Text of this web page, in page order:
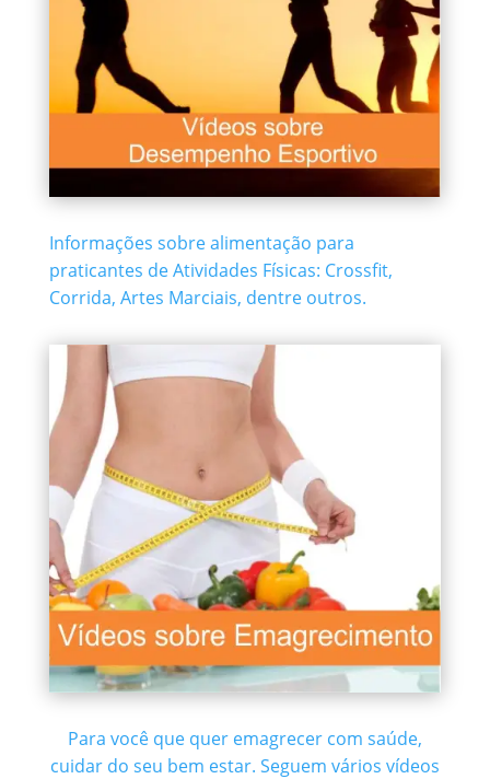
Informações sobre alimentação para
praticantes de Atividades Físicas: Crossfit,
Corrida, Artes Marciais, dentre outros.
Para você que quer emagrecer com saúde,
cuidar do seu bem estar. Seguem vários vídeos